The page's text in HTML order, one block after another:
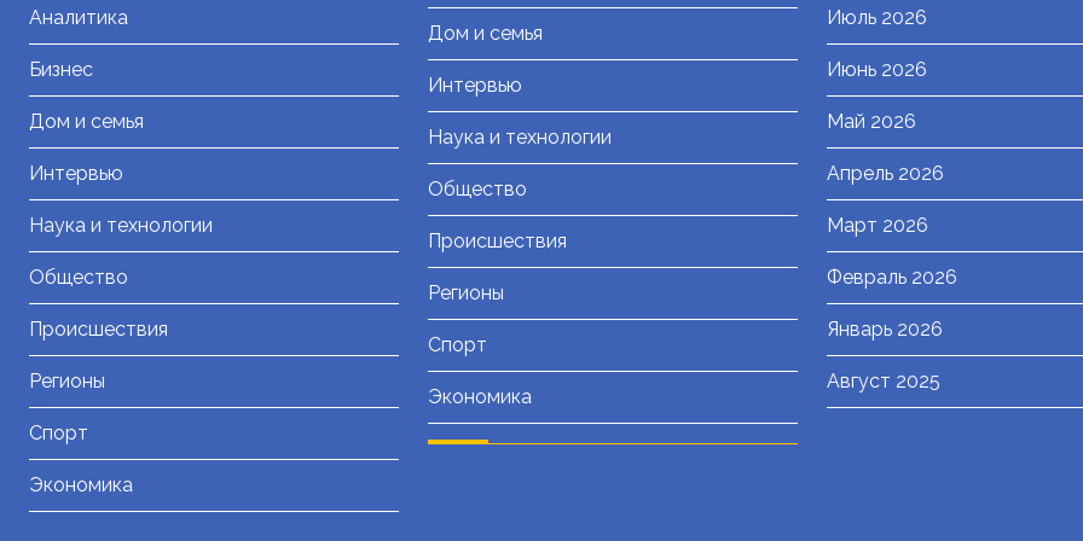
Аналитика
Бизнес
Дом и семья
Интервью
Наука и технологии
Общество
Происшествия
Регионы
Спорт
Экономика
Дом и семья
Интервью
Наука и технологии
Общество
Происшествия
Регионы
Спорт
Экономика
Июль 2026
Июнь 2026
Май 2026
Апрель 2026
Март 2026
Февраль 2026
Январь 2026
Август 2025